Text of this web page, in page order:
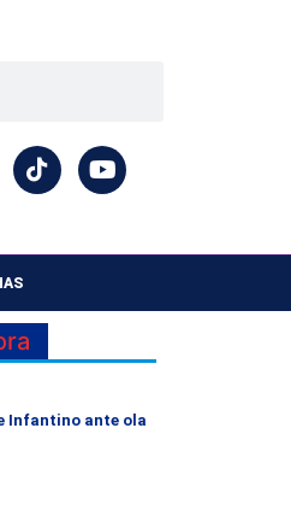
Infantino ante ola